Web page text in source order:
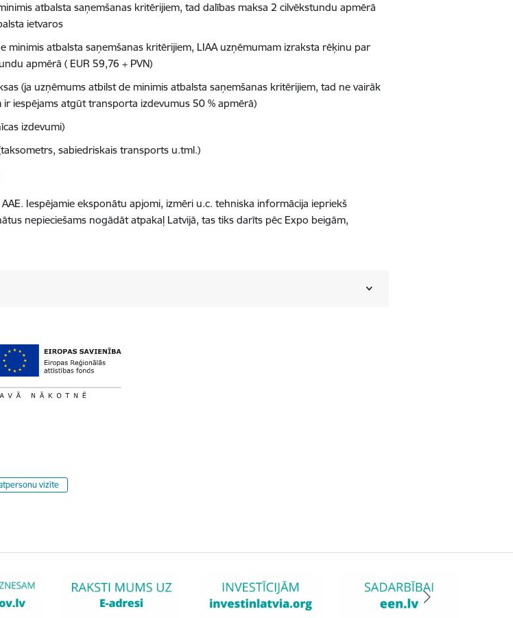
atbalsta saņemšanas kritērijiem, tad dalības maksa 2 cilvēkstundu apmērā
ietvaros
minimis atbalsta saņemšanas kritērijiem, LIAA uzņēmumam izraksta rēķinu par
apmērā ( EUR 59,76 + PVN)
(ja uzņēmums atbilst de minimis atbalsta saņemšanas kritērijiem, tad ne vairāk
iespējams atgūt transporta izdevumus 50 % apmērā)
izdevumi)
sabiedriskais transports u.tml.)
Iespējamie eksponātu apjomi, izmēri u.c. tehniska informācija iepriekš
nepieciešams nogādāt atpakaļ Latvijā, tas tiks darīts pēc Expo beigām,
vizīte